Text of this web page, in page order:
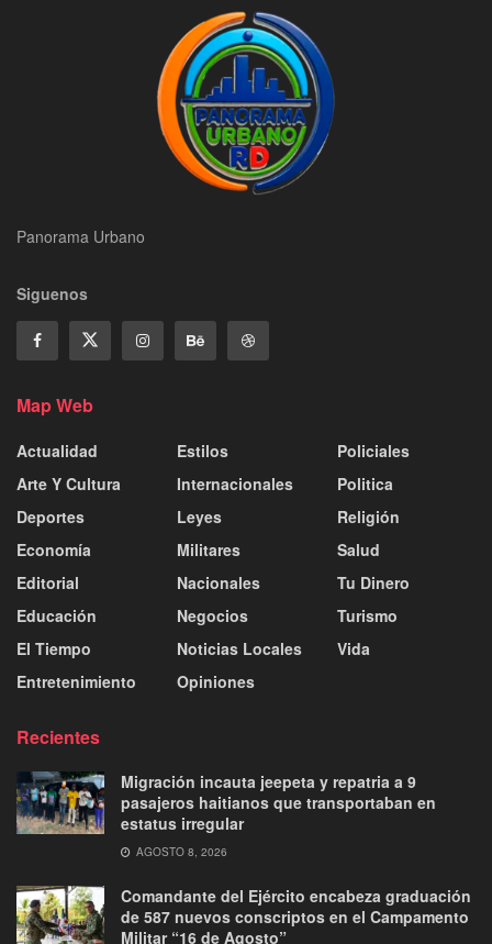
Panorama Urbano
Siguenos
Map Web
Actualidad
Arte Y Cultura
Deportes
Economía
Editorial
Educación
El Tiempo
Entretenimiento
Estilos
Internacionales
Leyes
Militares
Nacionales
Negocios
Noticias Locales
Opiniones
Policiales
Politica
Religión
Salud
Tu Dinero
Turismo
Vida
Recientes
Migración incauta jeepeta y repatria a 9
pasajeros haitianos que transportaban en
estatus irregular
AGOSTO 8, 2026
Comandante del Ejército encabeza graduación
de 587 nuevos conscriptos en el Campamento
Militar “16 de Agosto”